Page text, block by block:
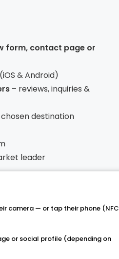
form, contact page or
& Android)
– reviews, inquiries &
destination
leader
camera — or tap their phone (NFC
or social profile (depending on